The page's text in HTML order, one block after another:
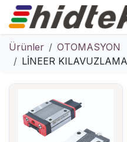
İçereği Atla
Ürünler
OTOMASYON
LİNEER